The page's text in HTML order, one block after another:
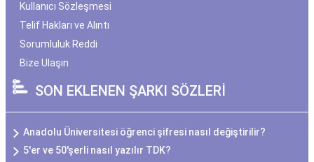
Kullanıcı Sözleşmesi
Telif Hakları ve Alıntı
Sorumluluk Reddi
Bize Ulaşın
SON EKLENEN ŞARKI SÖZLERİ
Anadolu Üniversitesi öğrenci şifresi nasıl değiştirilir?
5'er ve 50'şerli nasıl yazılır TDK?